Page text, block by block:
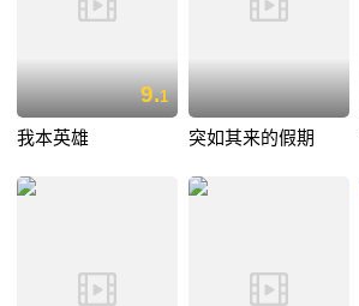
9.1
我本英雄 突如其来的假期